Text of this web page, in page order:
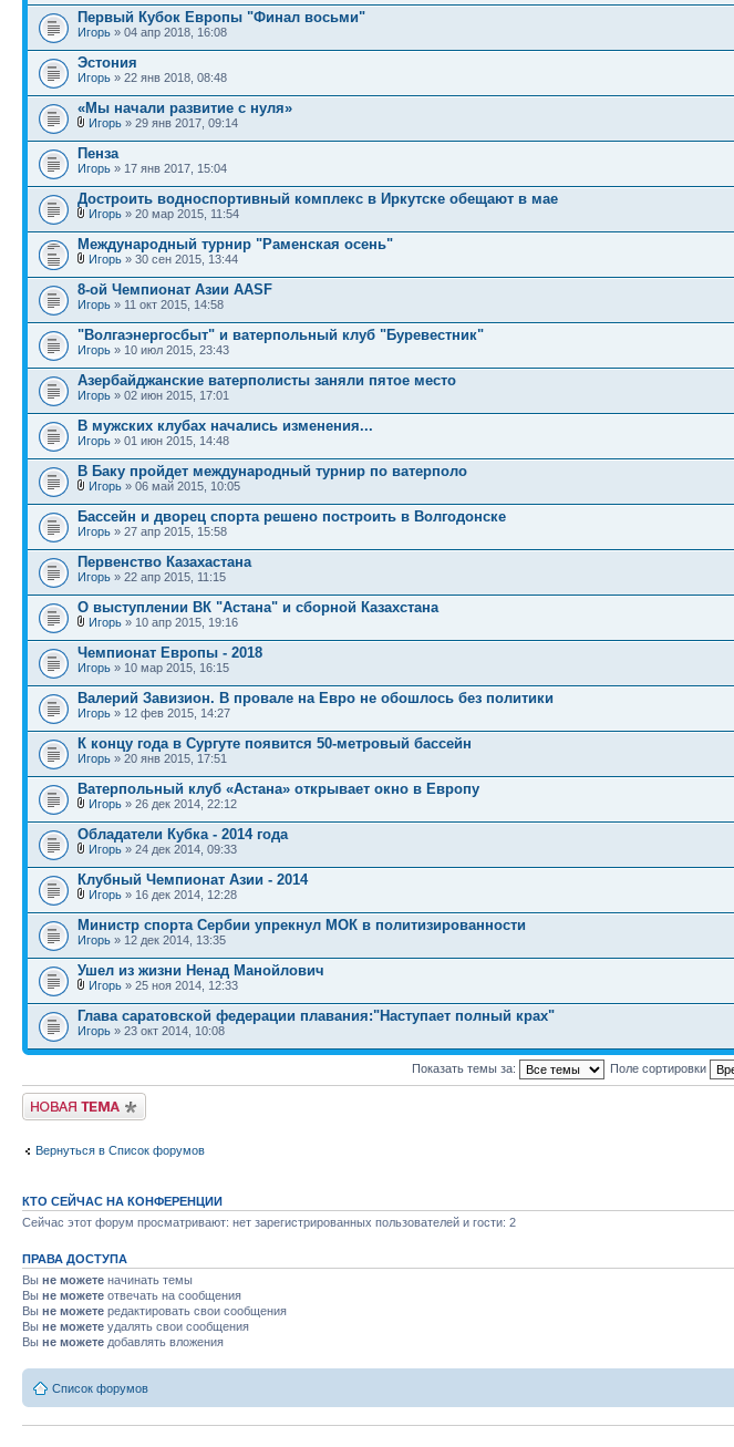
Первый Кубок Европы "Финал восьми"
Игорь » 04 апр 2018, 16:08
Эстония
Игорь » 22 янв 2018, 08:48
«Мы начали развитие с нуля»
Игорь » 29 янв 2017, 09:14
Пенза
Игорь » 17 янв 2017, 15:04
Достроить водноспортивный комплекс в Иркутске обещают в мае
Игорь » 20 мар 2015, 11:54
Международный турнир "Раменская осень"
Игорь » 30 сен 2015, 13:44
8-ой Чемпионат Азии AASF
Игорь » 11 окт 2015, 14:58
"Волгаэнергосбыт" и ватерпольный клуб "Буревестник"
Игорь » 10 июл 2015, 23:43
Азербайджанские ватерполисты заняли пятое место
Игорь » 02 июн 2015, 17:01
В мужских клубах начались изменения...
Игорь » 01 июн 2015, 14:48
В Баку пройдет международный турнир по ватерполо
Игорь » 06 май 2015, 10:05
Бассейн и дворец спорта решено построить в Волгодонске
Игорь » 27 апр 2015, 15:58
Первенство Казахастана
Игорь » 22 апр 2015, 11:15
О выступлении ВК "Астана" и сборной Казахстана
Игорь » 10 апр 2015, 19:16
Чемпионат Европы - 2018
Игорь » 10 мар 2015, 16:15
Валерий Завизион. В провале на Евро не обошлось без политики
Игорь » 12 фев 2015, 14:27
К концу года в Сургуте появится 50-метровый бассейн
Игорь » 20 янв 2015, 17:51
Ватерпольный клуб «Астана» открывает окно в Европу
Игорь » 26 дек 2014, 22:12
Обладатели Кубка - 2014 года
Игорь » 24 дек 2014, 09:33
Клубный Чемпионат Азии - 2014
Игорь » 16 дек 2014, 12:28
Министр спорта Сербии упрекнул МОК в политизированности
Игорь » 12 дек 2014, 13:35
Ушел из жизни Ненад Манойлович
Игорь » 25 ноя 2014, 12:33
Глава саратовской федерации плавания:"Наступает полный крах"
Игорь » 23 окт 2014, 10:08
Показать темы за: Поле сортировки
Новая тема
Вернуться в Список форумов
КТО СЕЙЧАС НА КОНФЕРЕНЦИИ
Сейчас этот форум просматривают: нет зарегистрированных пользователей и гости: 2
ПРАВА ДОСТУПА
Вы не можете начинать темы
Вы не можете отвечать на сообщения
Вы не можете редактировать свои сообщения
Вы не можете удалять свои сообщения
Вы не можете добавлять вложения
Список форумов